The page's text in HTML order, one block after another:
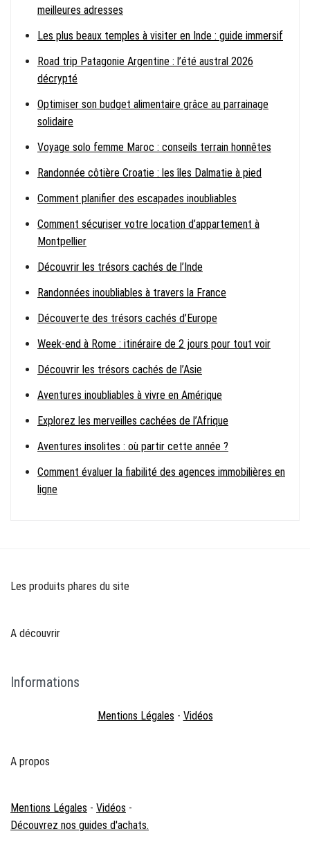
meilleures adresses
Les plus beaux temples à visiter en Inde : guide immersif
Road trip Patagonie Argentine : l’été austral 2026
décrypté
Optimiser son budget alimentaire grâce au parrainage
solidaire
Voyage solo femme Maroc : conseils terrain honnêtes
Randonnée côtière Croatie : les îles Dalmatie à pied
Comment planifier des escapades inoubliables
Comment sécuriser votre location d’appartement à
Montpellier
Découvrir les trésors cachés de l’Inde
Randonnées inoubliables à travers la France
Découverte des trésors cachés d’Europe
Week-end à Rome : itinéraire de 2 jours pour tout voir
Découvrir les trésors cachés de l’Asie
Aventures inoubliables à vivre en Amérique
Explorez les merveilles cachées de l’Afrique
Aventures insolites : où partir cette année ?
Comment évaluer la fiabilité des agences immobilières en
ligne
Les produits phares du site
A découvrir
Informations
Mentions Légales - Vidéos
A propos
Mentions Légales - Vidéos -
Découvrez nos guides d'achats.